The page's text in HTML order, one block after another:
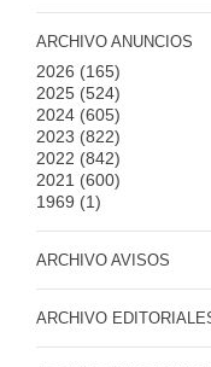
ARCHIVO ANUNCIOS
2026 (165)
2025 (524)
2024 (605)
2023 (822)
2022 (842)
2021 (600)
1969 (1)
ARCHIVO AVISOS
ARCHIVO